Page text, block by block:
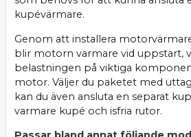
kupévärmare.
Genom att installera
blir motorn varmare vid uppstart,
belastningen på viktiga
motor. Väljer du paketet med
kan du även ansluta en separat
varmare kupé och isfria rutor.